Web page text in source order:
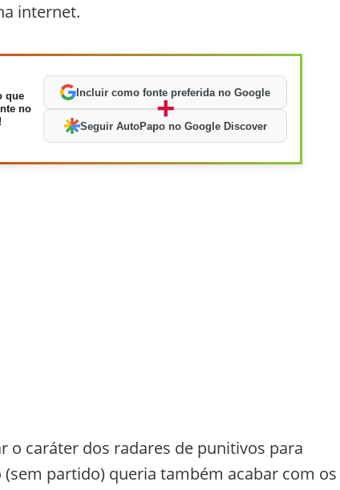
internet.
que
no
Incluir como fonte preferida no Google
+
Seguir AutoPapo no Google Discover
o caráter dos radares de punitivos para
partido) queria também acabar com os